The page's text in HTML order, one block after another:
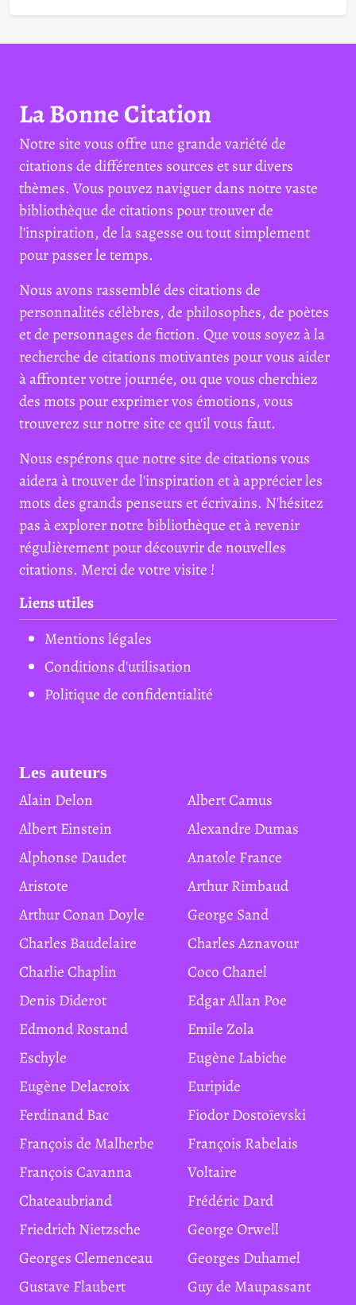
La Bonne Citation
Notre site vous offre une grande variété de
citations de différentes sources et sur divers
thèmes. Vous pouvez naviguer dans notre vaste
bibliothèque de citations pour trouver de
l'inspiration, de la sagesse ou tout simplement
pour passer le temps.
Nous avons rassemblé des citations de
personnalités célèbres, de philosophes, de poètes
et de personnages de fiction. Que vous soyez à la
recherche de citations motivantes pour vous aider
à affronter votre journée, ou que vous cherchiez
des mots pour exprimer vos émotions, vous
trouverez sur notre site ce qu'il vous faut.
Nous espérons que notre site de citations vous
aidera à trouver de l'inspiration et à apprécier les
mots des grands penseurs et écrivains. N'hésitez
pas à explorer notre bibliothèque et à revenir
régulièrement pour découvrir de nouvelles
citations. Merci de votre visite !
Liens utiles
Mentions légales
Conditions d'utilisation
Politique de confidentialité
Les auteurs
Alain Delon
Albert Camus
Albert Einstein
Alexandre Dumas
Alphonse Daudet
Anatole France
Aristote
Arthur Rimbaud
Arthur Conan Doyle
George Sand
Charles Baudelaire
Charles Aznavour
Charlie Chaplin
Coco Chanel
Denis Diderot
Edgar Allan Poe
Edmond Rostand
Emile Zola
Eschyle
Eugène Labiche
Eugène Delacroix
Euripide
Ferdinand Bac
Fiodor Dostoïevski
François de Malherbe
François Rabelais
François Cavanna
Voltaire
Chateaubriand
Frédéric Dard
Friedrich Nietzsche
George Orwell
Georges Clemenceau
Georges Duhamel
Gustave Flaubert
Guy de Maupassant